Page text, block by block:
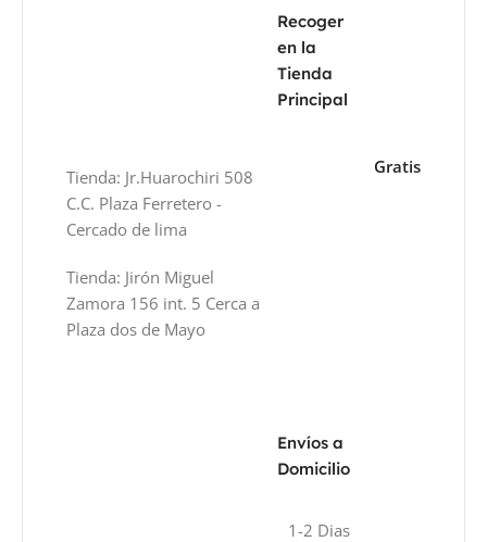
Recoger
en la
Tienda
Principal
Tienda: Jr.Huarochiri 508
C.C. Plaza Ferretero -
Cercado de lima
Tienda: Jirón Miguel
Zamora 156 int. 5 Cerca a
Plaza dos de Mayo
Gratis
Envíos a
Domicilio
1-2 Dias